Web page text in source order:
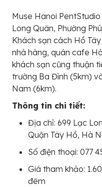
Muse Hanoi
Long Quân, Phường
Khách sạn cách Hồ
nhà hàng, quán cafe
khách sạn cũng thuận
trường Ba Đình (5km)
Nam (6km).
Thông tin chi tiết:
Địa chỉ: 699 Lạc
Quận Tây Hồ, Hà
Số điện thoại: 077
Giá tham khảo:
đêm